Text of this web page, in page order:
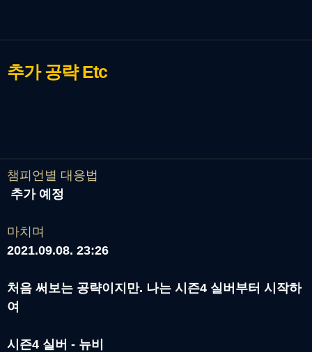
추가 공략Etc
챔피언별 대응법
추가 예정
마치며
2021.09.08. 23:26
처음 써보는 공략이지만. 나는 시즌4 실버부터 시작하
여
시즌4 실버 - 뉴비